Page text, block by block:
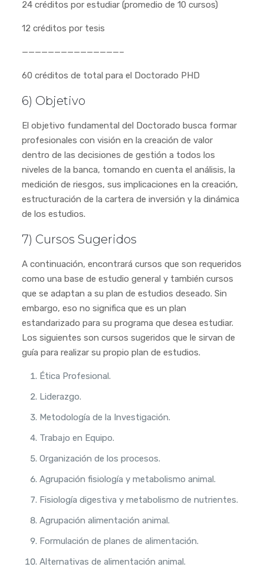
24 créditos por estudiar (promedio de 10 cursos)
12 créditos por tesis
———————————————–
60 créditos de total para el Doctorado PHD
6) Objetivo
El objetivo fundamental del Doctorado busca formar
profesionales con visión en la creación de valor
dentro de las decisiones de gestión a todos los
niveles de la banca, tomando en cuenta el análisis, la
medición de riesgos, sus implicaciones en la creación,
estructuración de la cartera de inversión y la dinámica
de los estudios.
7) Cursos Sugeridos
A continuación, encontrará cursos que son requeridos
como una base de estudio general y también cursos
que se adaptan a su plan de estudios deseado. Sin
embargo, eso no significa que es un plan
estandarizado para su programa que desea estudiar.
Los siguientes son cursos sugeridos que le sirvan de
guía para realizar su propio plan de estudios.
Ética Profesional.
Liderazgo.
Metodología de la Investigación.
Trabajo en Equipo.
Organización de los procesos.
Agrupación fisiología y metabolismo animal.
Fisiología digestiva y metabolismo de nutrientes.
Agrupación alimentación animal.
Formulación de planes de alimentación.
Alternativas de alimentación animal.